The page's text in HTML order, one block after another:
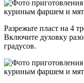
Разрежьте пласт на 4
Включите духовку
градусов.